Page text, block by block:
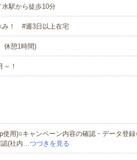
駅から徒歩10分
！ #週3日以上在宅
休憩1時間)
！
使用)○キャンペーン内容の確認・データ登
認(社内…つづきを見る